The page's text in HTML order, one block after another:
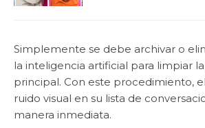
Simplemente se debe archivar o
la inteligencia artificial para limpiar
principal. Con este procedimiento,
ruido visual en su lista de
manera inmediata.